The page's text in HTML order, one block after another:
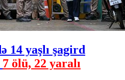
14 yaşlı şagird
7 ölü, 22 yaralı